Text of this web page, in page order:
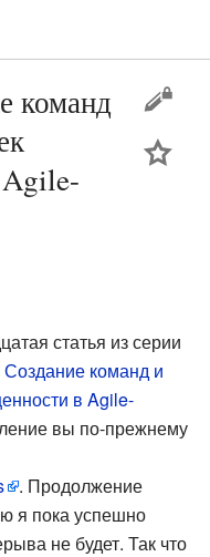
команд
Agile-
статья из серии
Создание команд и
в Agile-
вы по-прежнему
. Продолжение
я пока успешно
не будет. Так что